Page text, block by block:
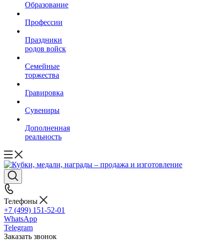
Образование
Профессии
Праздники
родов войск
Семейные
торжества
Гравировка
Сувениры
Дополненная
реальность
Телефоны
+7 (499) 151-52-01
WhatsApp
Telegram
Заказать звонок